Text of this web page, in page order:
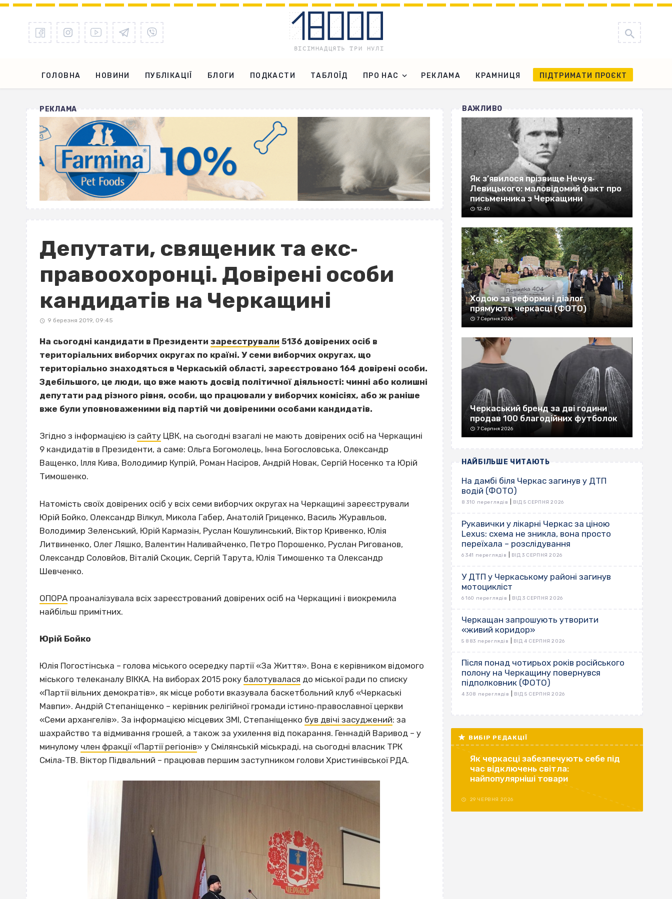
ГОЛОВНА НОВИНИ ПУБЛІКАЦІЇ БЛОГИ ПОДКАСТИ ТАБЛОЇД ПРО НАС РЕКЛАМА КРАМНИЦЯ ПІДТРИМАТИ ПРОЄКТ
РЕКЛАМА
Депутати, священик та екс‐
правоохоронці. Довірені особи
кандидатів на Черкащині
9 березня 2019, 09:45
На сьогодні кандидати в Президенти зареєстрували 5136 довірених осіб в
територіальних виборчих округах по країні. У семи виборчих округах, що
територіально знаходяться в Черкаській області, зареєстровано 164 довірені особи.
Здебільшого, це люди, що вже мають досвід політичної діяльності: чинні або колишні
депутати рад різного рівня, особи, що працювали у виборчих комісіях, або ж раніше
вже були уповноваженими від партій чи довіреними особами кандидатів.
Згідно з інформацією із сайту ЦВК, на сьогодні взагалі не мають довірених осіб на Черкащині
9 кандидатів в Президенти, а саме: Ольга Богомолець, Інна Богословська, Олександр
Ващенко, Ілля Кива, Володимир Купрій, Роман Насіров, Андрій Новак, Сергій Носенко та Юрій
Тимошенко.
Натомість своїх довірених осіб у всіх семи виборчих округах на Черкащині зареєстрували
Юрій Бойко, Олександр Вілкул, Микола Габер, Анатолій Гриценко, Василь Журавльов,
Володимир Зеленський, Юрій Кармазін, Руслан Кошулинський, Віктор Кривенко, Юлія
Литвиненко, Олег Ляшко, Валентин Наливайченко, Петро Порошенко, Руслан Ригованов,
Олександр Соловйов, Віталій Скоцик, Сергій Тарута, Юлія Тимошенко та Олександр
Шевченко.
ОПОРА проаналізувала всіх зареєстрований довірених осіб на Черкащині і виокремила
найбільш примітних.
Юрій Бойко
Юлія Погостінська – голова міського осередку партії «За Життя». Вона є керівником відомого
міського телеканалу ВІККА. На виборах 2015 року балотувалася до міської ради по списку
«Партії вільних демократів», як місце роботи вказувала баскетбольний клуб «Черкаські
Мавпи». Андрій Степаніщенко – керівник релігійної громади істино‐православної церкви
«Семи архангелів». За інформацією місцевих ЗМІ, Степаніщенко був двічі засуджений: за
шахрайство та відмивання грошей, а також за ухилення від покарання. Геннадій Варивод – у
минулому член фракції «Партії регіонів» у Смілянській міськраді, на сьогодні власник ТРК
Сміла‐ТВ. Віктор Підвальний – працював першим заступником голови Христинівської РДА.
ВАЖЛИВО
Як з’явилося прізвище Нечуя‐
Левицького: маловідомий факт про
письменника з Черкащини
12:40
Ходою за реформи і діалог
прямують черкасці (ФОТО)
7 Серпня 2026
Черкаський бренд за дві години
продав 100 благодійних футболок
7 Серпня 2026
НАЙБІЛЬШЕ ЧИТАЮТЬ
На дамбі біля Черкас загинув у ДТП
водій (ФОТО)
8 310 переглядів ВІД 5 СЕРПНЯ 2026
Рукавички у лікарні Черкас за ціною
Lexus: схема не зникла, вона просто
переїхала – розслідування
6 341 переглядів ВІД 3 СЕРПНЯ 2026
У ДТП у Черкаському районі загинув
мотоцикліст
6 160 переглядів ВІД 3 СЕРПНЯ 2026
Черкащан запрошують утворити
«живий коридор»
5 883 переглядів ВІД 4 СЕРПНЯ 2026
Після понад чотирьох років російського
полону на Черкащину повернувся
підполковник (ФОТО)
4 308 переглядів ВІД 5 СЕРПНЯ 2026
ВИБІР РЕДАКЦІЇ
Як черкасці забезпечують себе під
час відключень світла:
найпопулярніші товари
29 ЧЕРВНЯ 2026